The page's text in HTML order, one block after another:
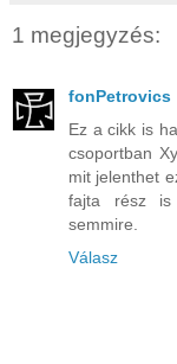
1 megjegyzés:
fonPetrovics
Ez a cikk is
csoportban
mit jelenthet
fajta rész is
semmire.
Válasz